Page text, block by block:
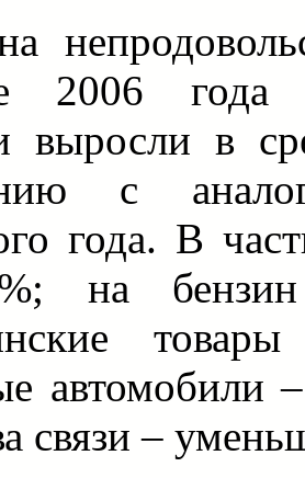
2006 года
выросли в
с
года. В
на
автомобили
связи –